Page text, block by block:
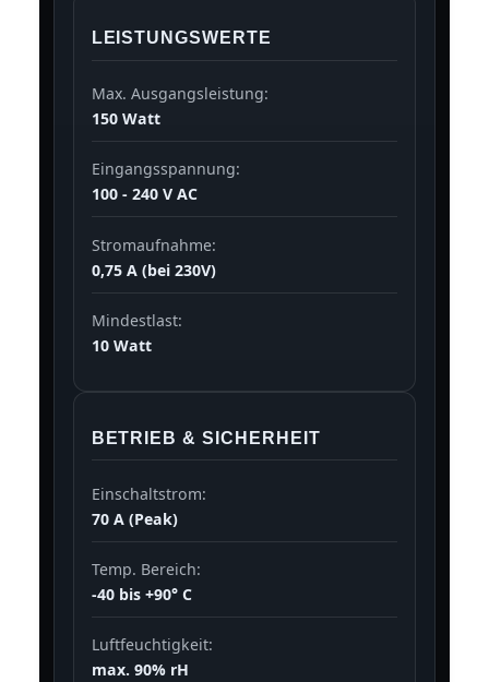
LEISTUNGSWERTE
Max. Ausgangsleistung:
150 Watt
Eingangsspannung:
100 - 240 V AC
Stromaufnahme:
0,75 A (bei 230V)
Mindestlast:
10 Watt
BETRIEB & SICHERHEIT
Einschaltstrom:
70 A (Peak)
Temp. Bereich:
-40 bis +90° C
Luftfeuchtigkeit:
max. 90% rH